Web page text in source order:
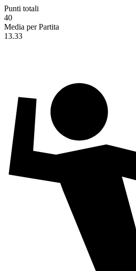
Punti totali
40
Media per Partita
13.33